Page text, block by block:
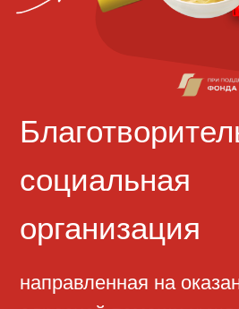
направленная на оказание
адресной помощи нуждающимися
потребности —
Благотворительная